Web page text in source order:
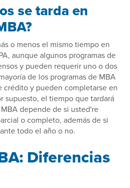
se tarda en
o menos el mismo tiempo en
aunque algunos programas de
y pueden requerir uno o dos
de los programas de MBA
crédito y pueden completarse en
supuesto, el tiempo que tardará
depende de si usted're
o completo, además de si
todo el año o no.
Diferencias